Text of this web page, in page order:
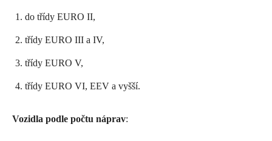
do třídy EURO II,
třídy EURO III a IV,
třídy EURO V,
třídy EURO VI, EEV a vyšší.
Vozidla podle počtu náprav: